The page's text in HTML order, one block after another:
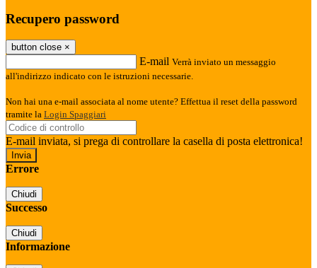
Recupero password
button close ×
E-mail Verrà inviato un messaggio
all'indirizzo indicato con le istruzioni necessarie.
Non hai una e-mail associata al nome utente? Effettua il reset della password
tramite la Login Spaggiari
E-mail inviata, si prega di controllare la casella di posta elettronica!
Errore
Chiudi
Successo
Chiudi
Informazione